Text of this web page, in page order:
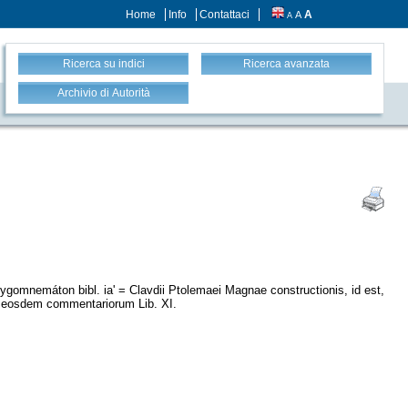
Home Info Contattaci A A A
Ricerca su indici Ricerca avanzata
Archivio di Autorità